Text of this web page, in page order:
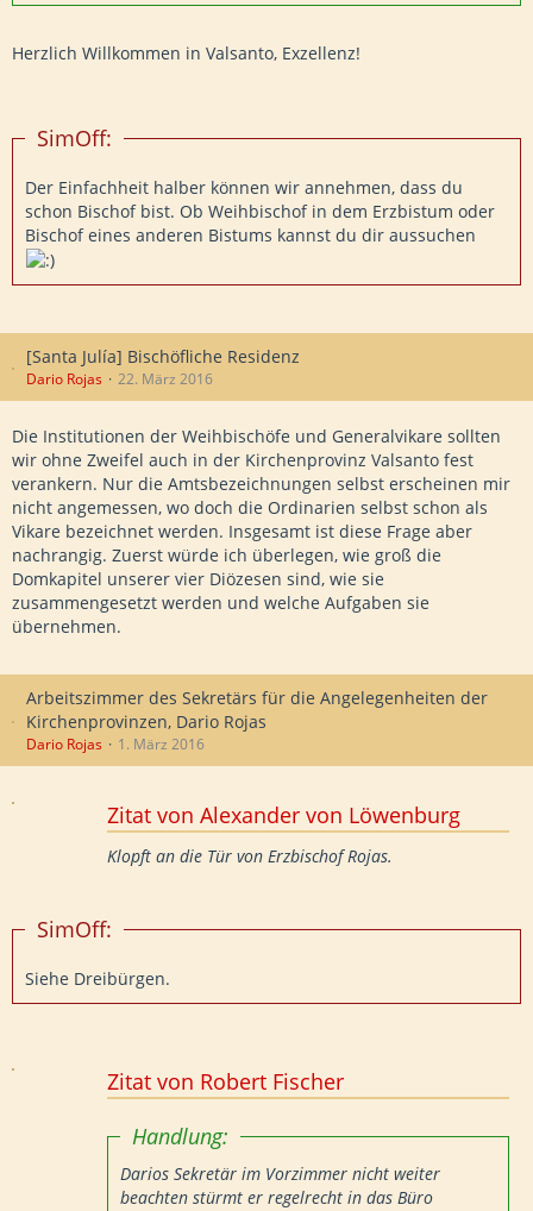
Herzlich Willkommen in Valsanto, Exzellenz!
SimOff:
Der Einfachheit halber können wir annehmen, dass du
schon Bischof bist. Ob Weihbischof in dem Erzbistum oder
Bischof eines anderen Bistums kannst du dir aussuchen
[Santa Julía] Bischöfliche Residenz
Dario Rojas 22. März 2016
Die Institutionen der Weihbischöfe und Generalvikare sollten
wir ohne Zweifel auch in der Kirchenprovinz Valsanto fest
verankern. Nur die Amtsbezeichnungen selbst erscheinen mir
nicht angemessen, wo doch die Ordinarien selbst schon als
Vikare bezeichnet werden. Insgesamt ist diese Frage aber
nachrangig. Zuerst würde ich überlegen, wie groß die
Domkapitel unserer vier Diözesen sind, wie sie
zusammengesetzt werden und welche Aufgaben sie
übernehmen.
Arbeitszimmer des Sekretärs für die Angelegenheiten der
Kirchenprovinzen, Dario Rojas
Dario Rojas 1. März 2016
Zitat von Alexander von Löwenburg
Klopft an die Tür von Erzbischof Rojas.
SimOff:
Siehe Dreibürgen.
Zitat von Robert Fischer
Handlung:
Darios Sekretär im Vorzimmer nicht weiter
beachten stürmt er regelrecht in das Büro